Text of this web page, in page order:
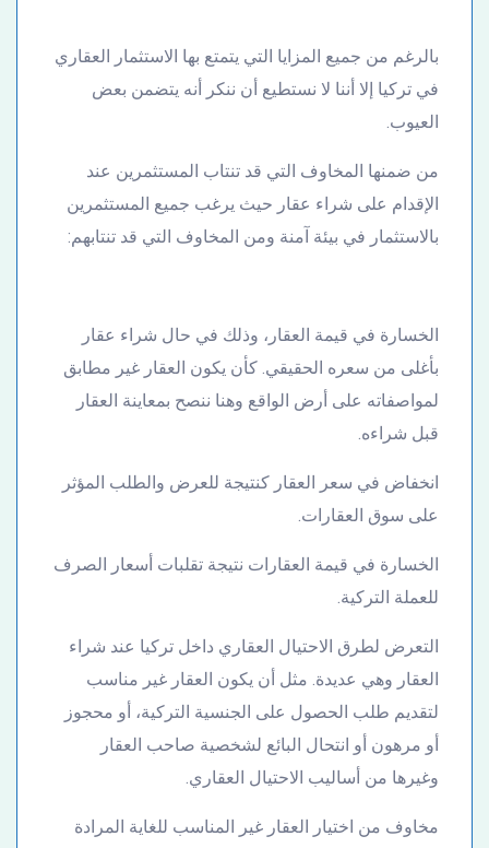
بالرغم من جميع المزايا التي يتمتع بها الاستثمار العقاري
في تركيا إلا أننا لا نستطيع أن ننكر أنه يتضمن بعض
العيوب.
من ضمنها المخاوف التي قد تنتاب المستثمرين عند
الإقدام على شراء عقار حيث يرغب جميع المستثمرين
بالاستثمار في بيئة آمنة ومن المخاوف التي قد تنتابهم:
الخسارة في قيمة العقار، وذلك في حال شراء عقار
بأغلى من سعره الحقيقي. كأن يكون العقار غير مطابق
لمواصفاته على أرض الواقع وهنا ننصح بمعاينة العقار
قبل شراءه.
انخفاض في سعر العقار كنتيجة للعرض والطلب المؤثر
على سوق العقارات.
الخسارة في قيمة العقارات نتيجة تقلبات أسعار الصرف
للعملة التركية.
التعرض لطرق الاحتيال العقاري داخل تركيا عند شراء
العقار وهي عديدة. مثل أن يكون العقار غير مناسب
لتقديم طلب الحصول على الجنسية التركية، أو محجوز
أو مرهون أو انتحال البائع لشخصية صاحب العقار
وغيرها من أساليب الاحتيال العقاري.
مخاوف من اختيار العقار غير المناسب للغاية المرادة